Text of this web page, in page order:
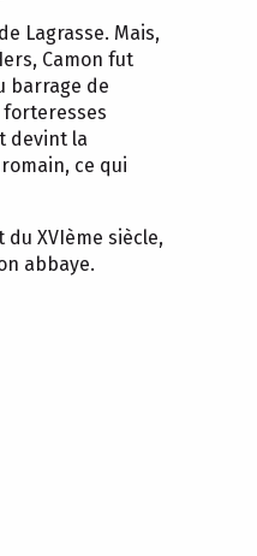
Lagrasse. Mais,
Camon fut
barrage de
forteresses
devint la
ce qui
XVIème siècle,
abbaye.